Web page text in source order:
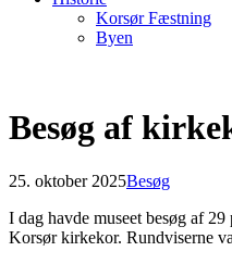
Korsør Fæstning
Byen
Besøg af
25. oktober 2025Besøg
I dag havde museet besøg af
Korsør kirkekor. Rundviserne